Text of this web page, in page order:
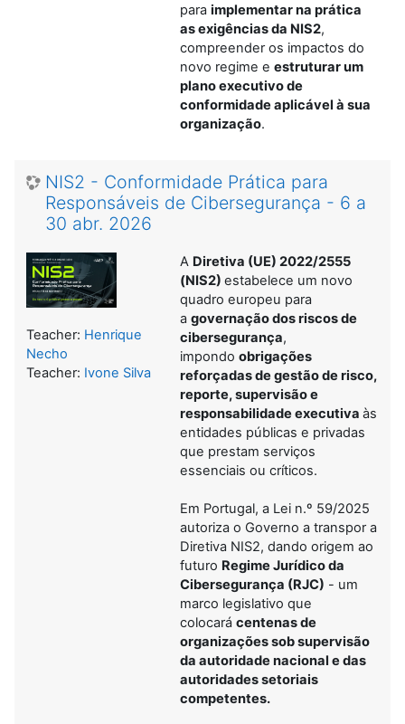
para implementar na prática
as exigências da NIS2,
compreender os impactos do
novo regime e estruturar um
plano executivo de
conformidade aplicável à sua
organização.
NIS2 - Conformidade Prática para
Responsáveis de Cibersegurança - 6 a
30 abr. 2026
A Diretiva (UE) 2022/2555
(NIS2) estabelece um novo
quadro europeu para
a governação dos riscos de
cibersegurança,
impondo obrigações
reforçadas de gestão de risco,
reporte, supervisão e
responsabilidade executiva às
entidades públicas e privadas
que prestam serviços
essenciais ou críticos.
Em Portugal, a Lei n.º 59/2025
autoriza o Governo a transpor a
Diretiva NIS2, dando origem ao
futuro Regime Jurídico da
Cibersegurança (RJC) - um
marco legislativo que
colocará centenas de
organizações sob supervisão
da autoridade nacional e das
autoridades setoriais
competentes.
Teacher: Henrique
Necho
Teacher: Ivone Silva